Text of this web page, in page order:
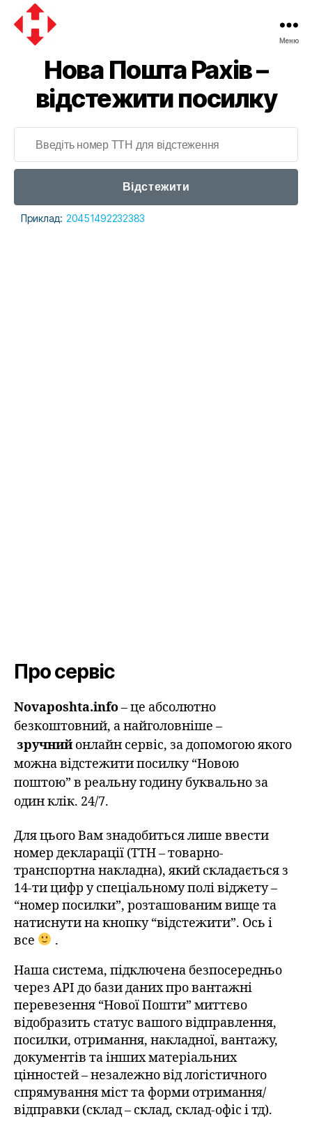
Меню
Нова Пошта Рахів –
відстежити посилку
Відстежити
Приклад: 20451492232383
Про сервіс
Novaposhta.info– це абсолютно
безкоштовний, а найголовніше –
зручнийонлайн сервіс, за допомогою якого
можна відстежити посилку “Новою
поштою” в реальну годину буквально за
один клік. 24/7.
Для цього Вам знадобиться лише ввести
номер декларації (ТТН – товарно-
транспортна накладна), який складається з
14-ти цифр у спеціальному полі віджету –
“номер посилки”, розташованим вище та
натиснути на кнопку “відстежити”. Ось і
все
.
Наша система, підключена безпосередньо
через API до бази даних про вантажні
перевезення “Нової Пошти” миттєво
відобразить статус вашого відправлення,
посилки, отримання, накладної, вантажу,
документів та інших матеріальних
цінностей – незалежно від логістичного
спрямування міст та форми отримання/
відправки (склад – склад, склад-офіс і тд).